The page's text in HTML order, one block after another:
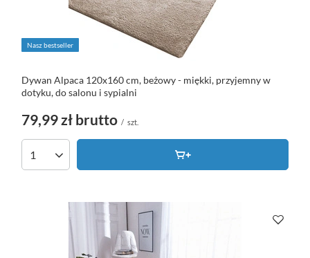
Nasz bestseller
Dywan Alpaca 120x160 cm, beżowy - miękki, przyjemny w
dotyku, do salonu i sypialni
79,99 zł brutto / szt.